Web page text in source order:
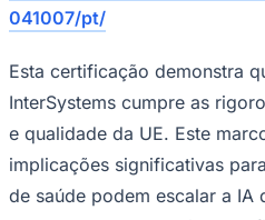
Esta certificação demonstra
e qualidade da UE. Este
implicações significativas
de saúde podem escalar a IA
mesmo tempo que criam
de cuidados de saúde e os